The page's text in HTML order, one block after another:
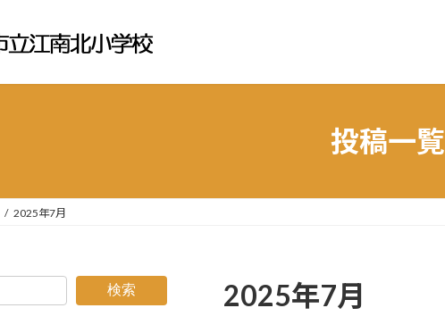
投稿一覧
2025年7月
2025年7月
検索